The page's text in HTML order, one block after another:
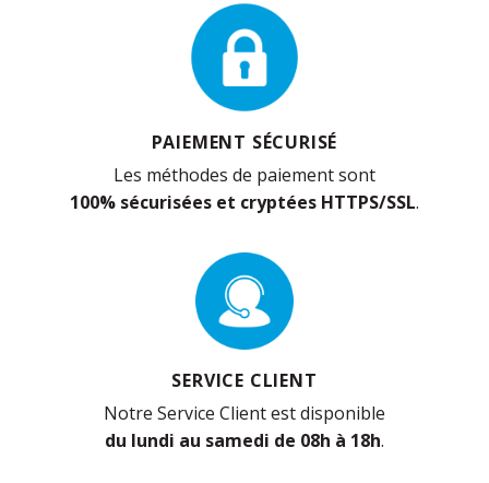
PAIEMENT SÉCURISÉ
Les méthodes de paiement sont
100% sécurisées et cryptées HTTPS/SSL.
SERVICE CLIENT
Notre Service Client est disponible
du lundi au samedi de 08h à 18h.